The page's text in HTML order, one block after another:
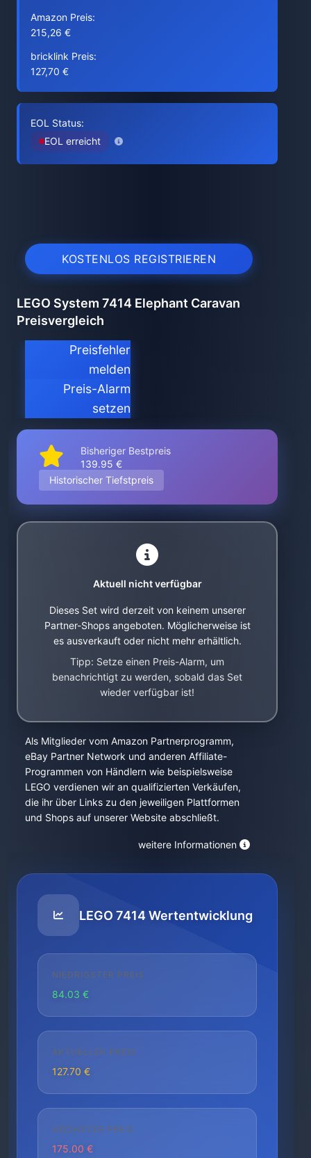
Amazon Preis:
215,26 €
bricklink Preis:
127,70 €
EOL Status:
EOL erreicht
KOSTENLOS REGISTRIEREN
LEGO System 7414 Elephant Caravan
Preisvergleich
Preisfehler
melden
Preis-Alarm
setzen
Bisheriger Bestpreis
139.95 €
Historischer Tiefstpreis
Aktuell nicht verfügbar
Dieses Set wird derzeit von keinem unserer
Partner-Shops angeboten. Möglicherweise ist
es ausverkauft oder nicht mehr erhältlich.
Tipp: Setze einen Preis-Alarm, um
benachrichtigt zu werden, sobald das Set
wieder verfügbar ist!
Als Mitglieder vom Amazon Partnerprogramm,
eBay Partner Network und anderen Affiliate-
Programmen von Händlern wie beispielsweise
LEGO verdienen wir an qualifizierten Verkäufen,
die ihr über Links zu den jeweiligen Plattformen
und Shops auf unserer Website abschließt.
weitere Informationen
LEGO 7414 Wertentwicklung
NIEDRIGSTER PREIS
84.03 €
AKTUELLER PREIS
127.70 €
HÖCHSTER PREIS
175.00 €